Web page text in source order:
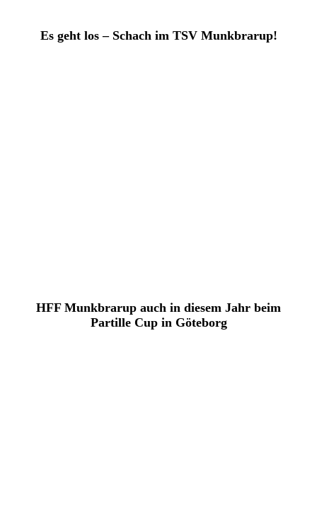
Es geht los – Schach im TSV Munkbrarup!
HFF Munkbrarup auch in diesem Jahr beim
Partille Cup in Göteborg